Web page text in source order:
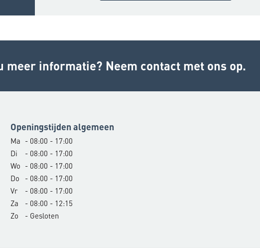
meer informatie? Neem contact met ons op.
Openingstijden algemeen
Ma
- 08:00 - 17:00
Di
- 08:00 - 17:00
Wo
- 08:00 - 17:00
Do
- 08:00 - 17:00
Vr
- 08:00 - 17:00
Za
- 08:00 - 12:15
Zo
- Gesloten